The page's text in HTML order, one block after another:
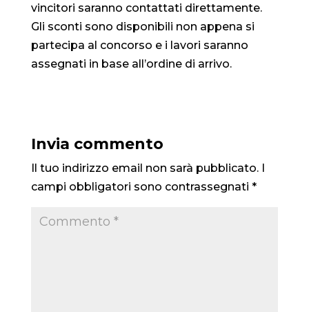
vincitori saranno contattati direttamente.
Gli sconti sono disponibili non appena si
partecipa al concorso e i lavori saranno
assegnati in base all’ordine di arrivo.
Invia commento
Il tuo indirizzo email non sarà pubblicato. I
campi obbligatori sono contrassegnati *